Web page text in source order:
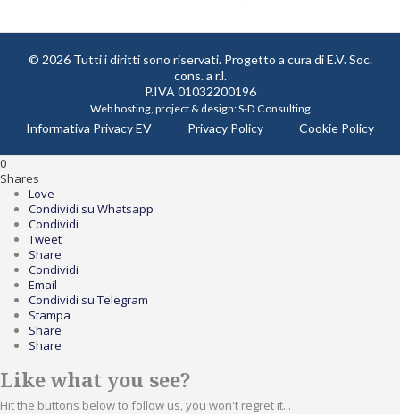
© 2026 Tutti i diritti sono riservati. Progetto a cura diE.V. Soc.
cons. a r.l.
P.IVA 01032200196
Web hosting, project & design:S-D Consulting
Informativa Privacy EV Privacy Policy Cookie Policy
0
Shares
Love
Condividi su Whatsapp
Condividi
Tweet
Share
Condividi
Email
Condividi su Telegram
Stampa
Share
Share
Like what you see?
Hit the buttons below to follow us, you won't regret it...